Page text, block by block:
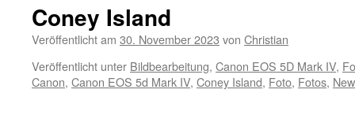
Coney Island
Veröffentlicht am 30. November 2023 von Christian
Veröffentlicht unter Bildbearbeitung, Canon EOS 5D Mark IV,
Canon, Canon EOS 5d Mark IV, Coney Island, Foto, Fotos,